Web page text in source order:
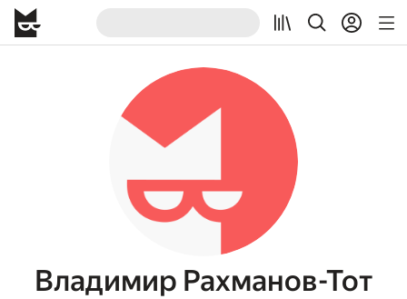
Владимир Рахманов-Тот